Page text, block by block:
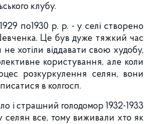
клубу.
по1930 р. р. - у селі створено
Це був дуже тяжкий час
хотіли віддавати свою худобу,
користування, але коли
розкуркулення селян, вони
в колгосп.
страшний голодомор 1932-1933
селян все, тому виживали хто як